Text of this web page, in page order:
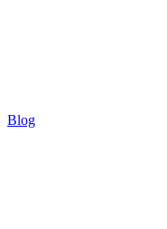
Blog